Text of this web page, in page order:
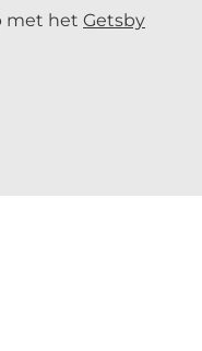
met het Getsby